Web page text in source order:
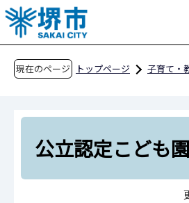
こ
の
ペ
現在のページ トップページ
子育て・
その他安心な子育て環境
子育て・教育関係機関一覧
公立認定こども園
公立認定こども園